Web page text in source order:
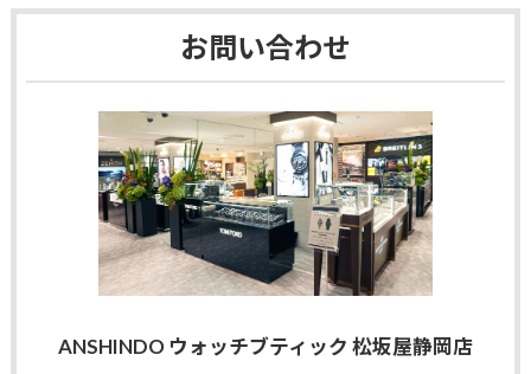
お問い合わせ
ANSHINDO ウォッチブティック 松坂屋静岡店